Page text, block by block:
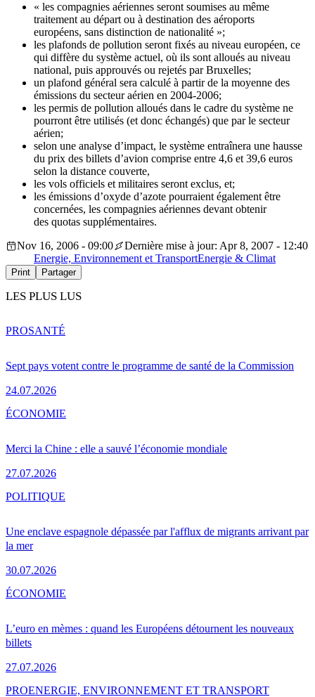
« les compagnies aériennes seront soumises au même
traitement au départ ou à destination des aéroports
européens, sans distinction de nationalité »;
les plafonds de pollution seront fixés au niveau européen, ce
qui diffère du système actuel, où ils sont alloués au niveau
national, puis approuvés ou rejetés par Bruxelles;
un plafond général sera calculé à partir de la moyenne des
émissions du secteur aérien en 2004-2006;
les permis de pollution alloués dans le cadre du système ne
pourront être utilisés (et donc échangés) que par le secteur
aérien;
selon une analyse d’impact, le système entraînera une hausse
du prix des billets d’avion comprise entre 4,6 et 39,6 euros
selon la distance couverte,
les vols officiels et militaires seront exclus, et;
les émissions d’oxyde d’azote pourraient également être
concernées, les compagnies aériennes devant obtenir
des quotas supplémentaires.
Nov 16, 2006 - 09:00
Dernière mise à jour: Apr 8, 2007 - 12:40
Energie, Environnement et TransportEnergie & Climat
Print Partager
LES PLUS LUS
Sept pays votent contre le programme de santé de la Commission
24.07.2026
PROSANTÉ
Merci la Chine : elle a sauvé l’économie mondiale
27.07.2026
ÉCONOMIE
Une enclave espagnole dépassée par l'afflux de migrants arrivant par
la mer
30.07.2026
POLITIQUE
L’euro en mèmes : quand les Européens détournent les nouveaux
billets
27.07.2026
ÉCONOMIE
PROENERGIE, ENVIRONNEMENT ET TRANSPORT